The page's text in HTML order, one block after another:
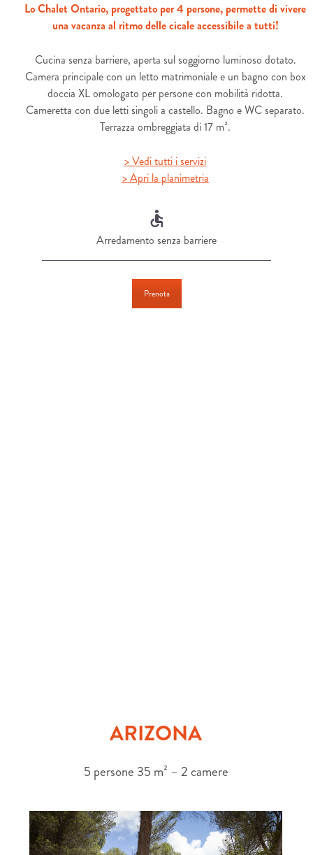
Lo Chalet Ontario, progettato per 4 persone, permette di vivere
una vacanza al ritmo delle cicale accessibile a tutti!
Cucina senza barriere, aperta sul soggiorno luminoso dotato.
Camera principale con un letto matrimoniale e un bagno con box
doccia XL omologato per persone con mobilità ridotta.
Cameretta con due letti singoli a castello. Bagno e WC separato.
Terrazza ombreggiata di 17 m².
> Vedi tutti i servizi
> Apri la planimetria
Arredamento senza barriere
Prenota
ARIZONA
5 persone 35 m² – 2 camere